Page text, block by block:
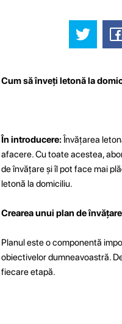
Cum să înveți letonă la
În introducere:Învățarea
afacere. Cu toate acestea,
de învățare și îl pot face mai
letonă la domiciliu.
Crearea unui plan de
Planul este o componentă
obiectivelor dumneavoastră.
fiecare etapă.